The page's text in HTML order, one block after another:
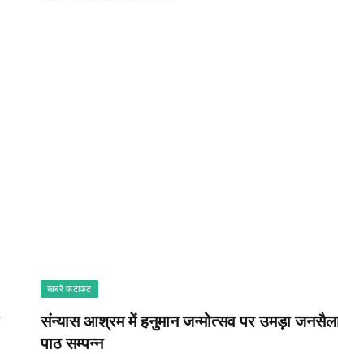
खबरें फटाफट
संन्यास आश्रम में हनुमान जन्मोत्सव पर उमड़ा
पाठ सम्पन्न